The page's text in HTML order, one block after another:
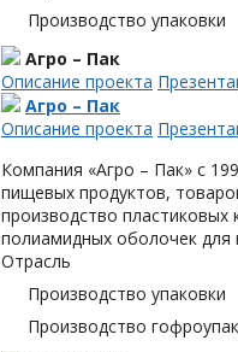
Производство упаковки
Агро – Пак
Описание проекта
Агро – Пак
Описание проекта
Компания «Агро – Пак» с
пищевых продуктов,
производство пластиковых
полиамидных оболочек для
Отрасль
Производство упаковки
Производство